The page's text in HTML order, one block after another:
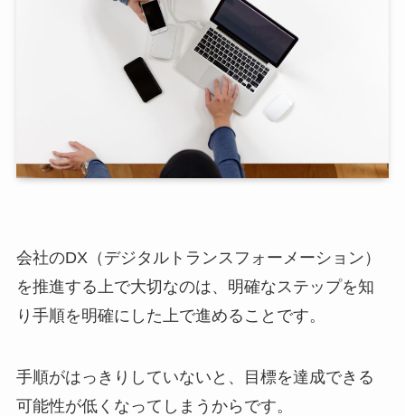
会社のDX（デジタルトランスフォーメーション）
を推進する上で大切なのは、明確なステップを知
り手順を明確にした上で進めることです。
手順がはっきりしていないと、目標を達成できる
可能性が低くなってしまうからです。